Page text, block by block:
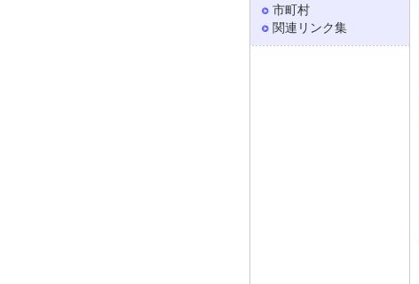
市町村
関連リンク集